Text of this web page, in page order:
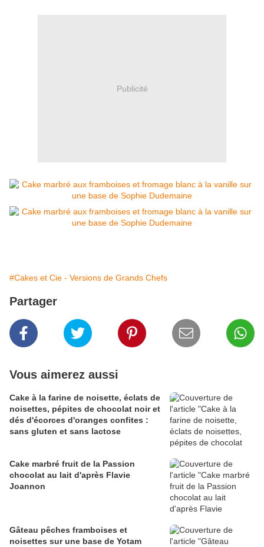
Publicité
#Cakes et Cie - Versions de Grands Chefs
Partager
Vous aimerez aussi
Cake à la farine de noisette, éclats de
noisettes, pépites de chocolat noir et
dés d'écorces d'oranges confites :
sans gluten et sans lactose
Cake marbré fruit de la Passion
chocolat au lait d'après Flavie
Joannon
Gâteau pêches framboises et
noisettes sur une base de Yotam